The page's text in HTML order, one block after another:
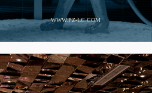
WWW.PZ-LC.COM